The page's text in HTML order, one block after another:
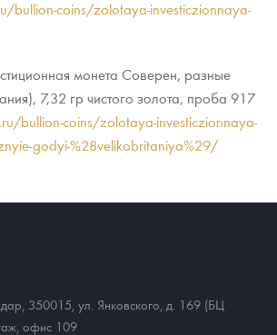
bullion-coins/zolotaya-investiczionnaya-
монета Соверен, разные
7,32 гр чистого золота, проба 917
bullion-coins/zolotaya-investiczionnaya-
godyi-%28velikobritaniya%29/
350015 ул. Янковского, д. 169 (БЦ
офис 109